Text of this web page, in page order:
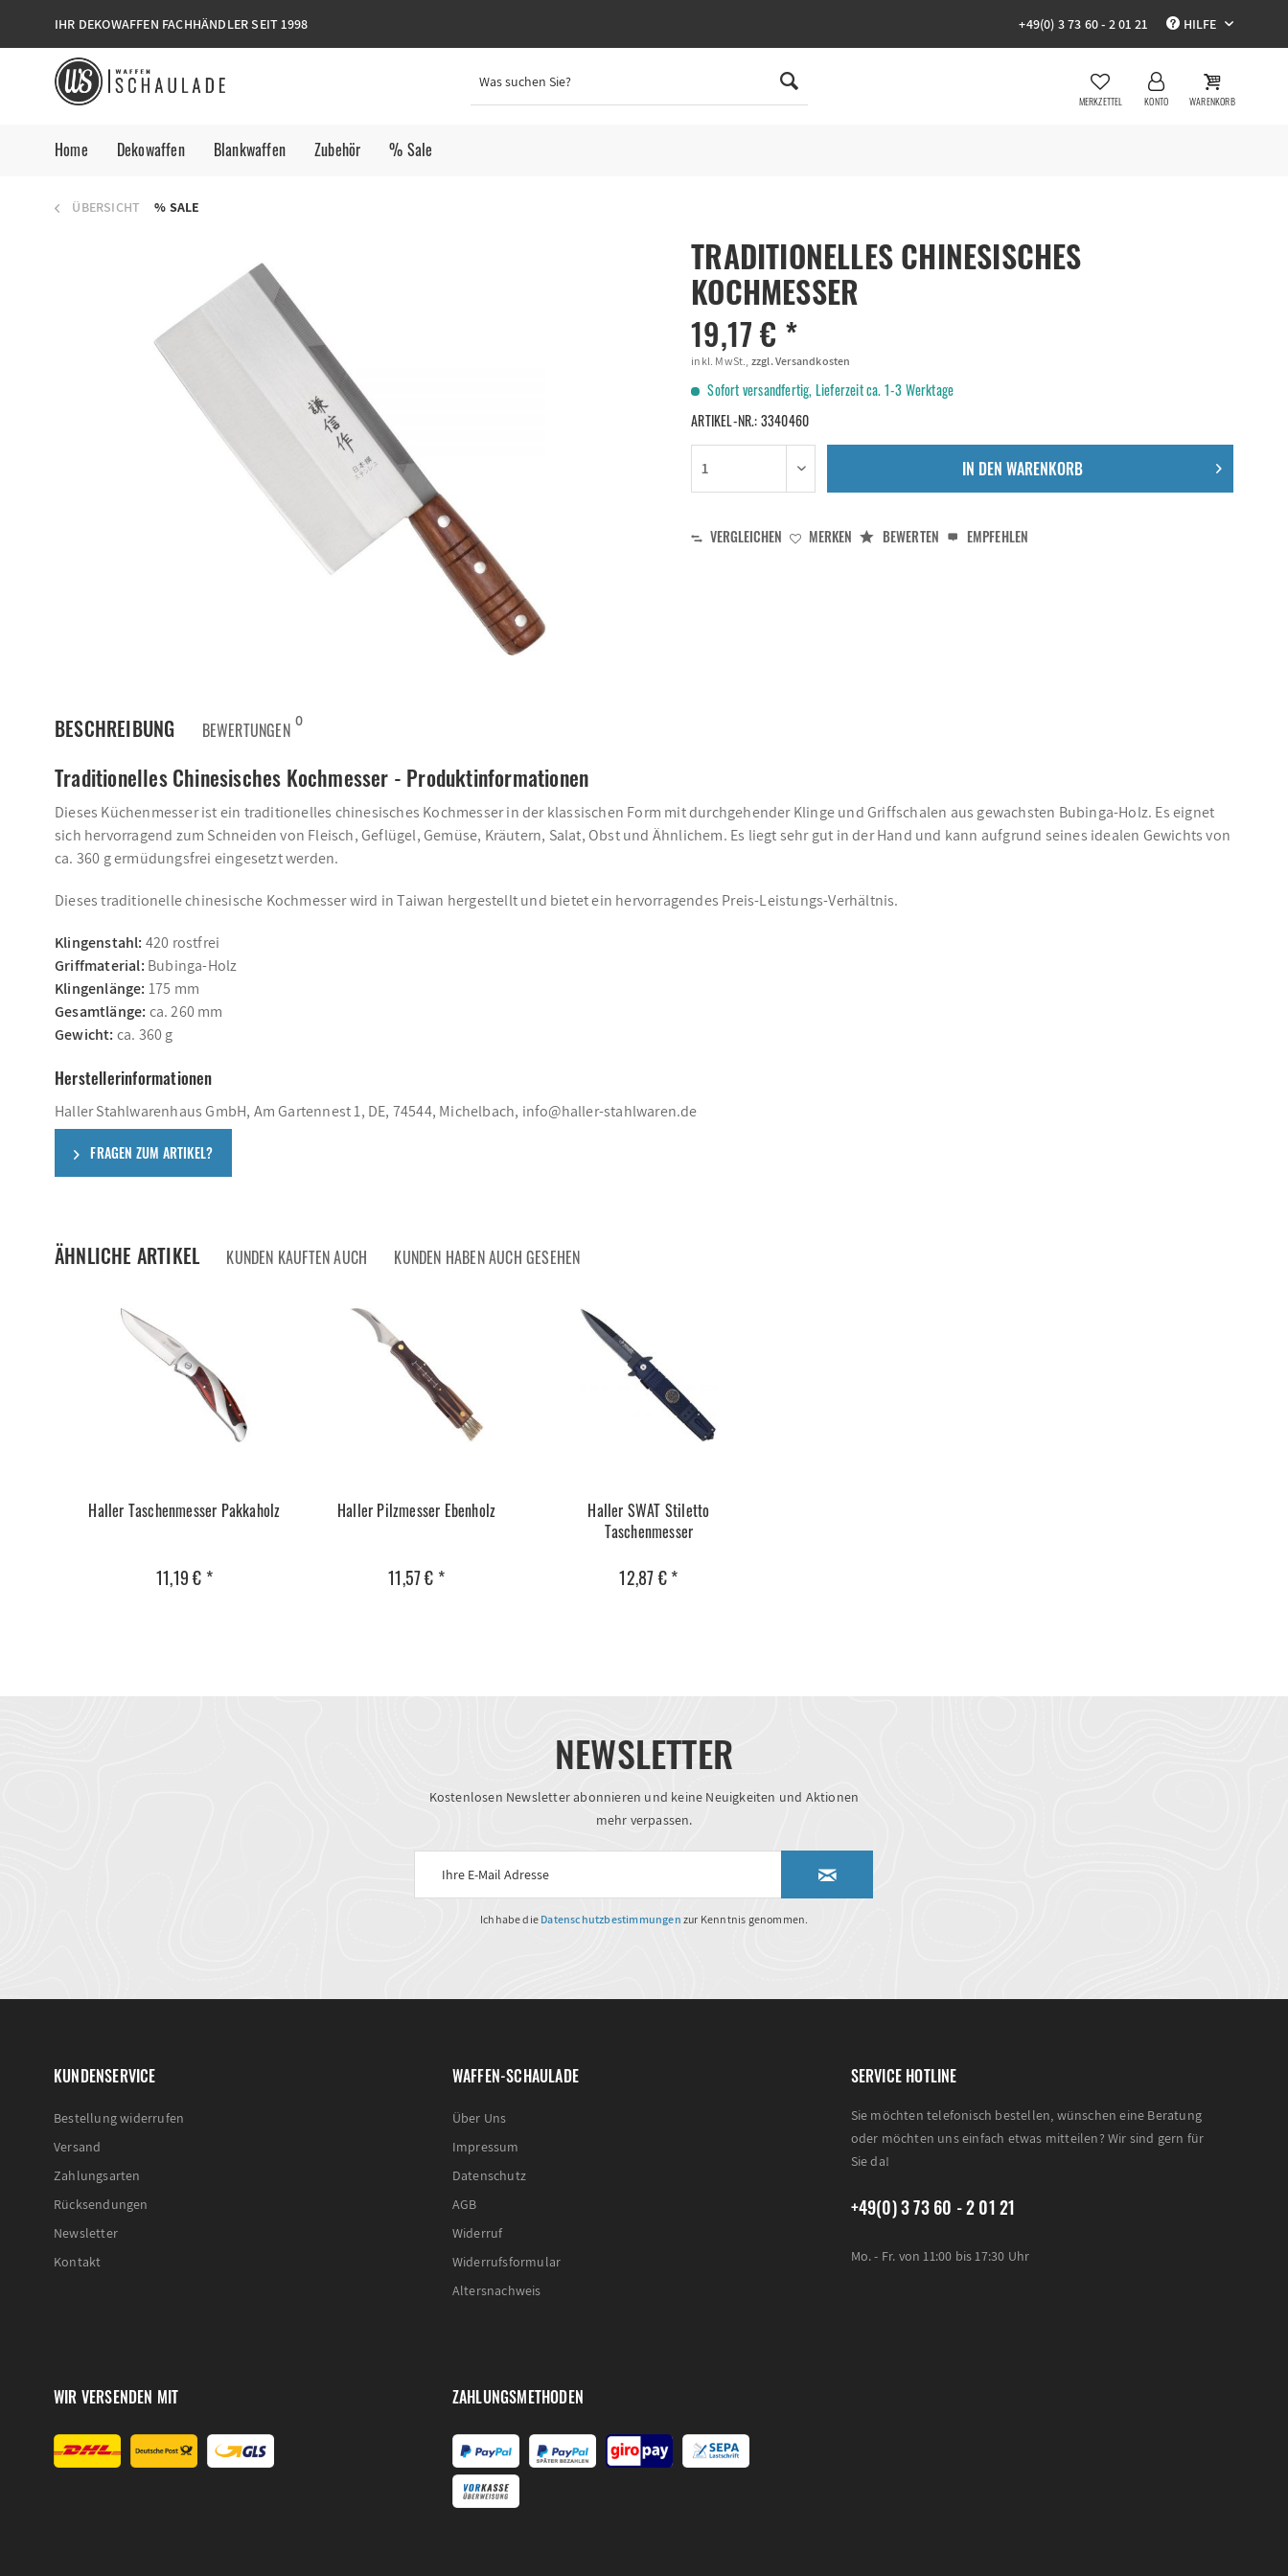
IHR DEKOWAFFEN FACHHÄNDLER SEIT 1998 +49(0) 3 73 60 - 2 01 21 HILFE
MERKZETTEL KONTO WARENKORB
Home Dekowaffen Blankwaffen Zubehör % Sale
ÜBERSICHT % SALE
TRADITIONELLES CHINESISCHES
KOCHMESSER
19,17 € *
inkl. MwSt., zzgl. Versandkosten
Sofort versandfertig, Lieferzeit ca. 1-3 Werktage
ARTIKEL-NR.:3340460
IN DEN WARENKORB
VERGLEICHEN MERKEN BEWERTEN EMPFEHLEN
BESCHREIBUNG BEWERTUNGEN 0
Traditionelles Chinesisches Kochmesser - Produktinformationen
Dieses Küchenmesser ist ein traditionelles chinesisches Kochmesser in der klassischen Form mit durchgehender Klinge und Griffschalen aus gewachsten Bubinga-Holz. Es eignet
sich hervorragend zum Schneiden von Fleisch, Geflügel, Gemüse, Kräutern, Salat, Obst und Ähnlichem. Es liegt sehr gut in der Hand und kann aufgrund seines idealen Gewichts von
ca. 360 g ermüdungsfrei eingesetzt werden.
Dieses traditionelle chinesische Kochmesser wird in Taiwan hergestellt und bietet ein hervorragendes Preis-Leistungs-Verhältnis.
Klingenstahl: 420 rostfrei
Griffmaterial: Bubinga-Holz
Klingenlänge: 175 mm
Gesamtlänge: ca. 260 mm
Gewicht: ca. 360 g
Herstellerinformationen
Haller Stahlwarenhaus GmbH, Am Gartennest 1, DE, 74544, Michelbach, info@haller-stahlwaren.de
FRAGEN ZUM ARTIKEL?
ÄHNLICHE ARTIKEL KUNDEN KAUFTEN AUCH KUNDEN HABEN AUCH GESEHEN
Haller Taschenmesser Pakkaholz
11,19 € *
Haller Pilzmesser Ebenholz
11,57 € *
Haller SWAT Stiletto
Taschenmesser
12,87 € *
NEWSLETTER
Kostenlosen Newsletter abonnieren und keine Neuigkeiten und Aktionen
mehr verpassen.
Ich habe die Datenschutzbestimmungen zur Kenntnis genommen.
KUNDENSERVICE
Bestellung widerrufen
Versand
Zahlungsarten
Rücksendungen
Newsletter
Kontakt
WAFFEN-SCHAULADE
Über Uns
Impressum
Datenschutz
AGB
Widerruf
Widerrufsformular
Altersnachweis
SERVICE HOTLINE
Sie möchten telefonisch bestellen, wünschen eine Beratung
oder möchten uns einfach etwas mitteilen? Wir sind gern für
Sie da!
+49(0) 3 73 60 - 2 01 21
Mo. - Fr. von 11:00 bis 17:30 Uhr
WIR VERSENDEN MIT ZAHLUNGSMETHODEN